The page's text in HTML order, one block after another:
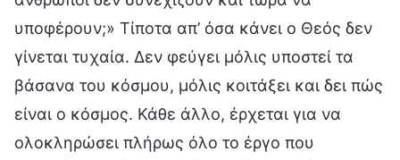
υποφέρουν;» Τίποτα απ’ όσα κάνει ο Θεός δεν
γίνεται τυχαία. Δεν φεύγει μόλις υποστεί τα
βάσανα του κόσμου, μόλις κοιτάξει και δει πώς
είναι ο κόσμος. Κάθε άλλο, έρχεται για να
ολοκληρώσει πλήρως όλο το έργο που